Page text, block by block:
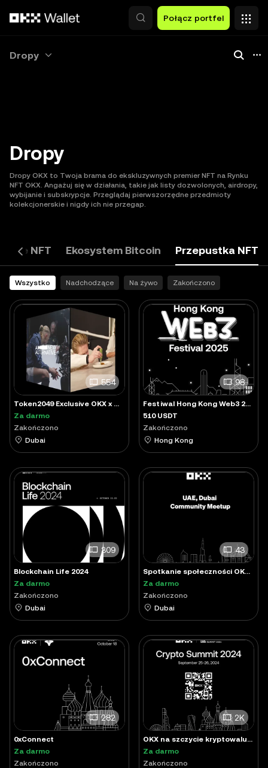
Połącz portfel
Dropy
Dropy
Dropy OKX to Twoja brama do ekskluzywnych premier NFT na Rynku
NFT OKX. Angażuj się w działania, takie jak listy dozwolonych, airdropy,
wybijanie i subskrypcje. Przeglądaj pierwszorzędne przedmioty
kolekcjonerskie i nigdy ich nie przegap.
NFT Ekosystem Bitcoin Przepustka NFT
Wszystko Nadchodzące Na żywo Zakończono
554
Token2049 Exclusive OKX x Manchester City - A New Alternative NFT
Za darmo
Zakończono
Dubai
98
Festiwal Hong Kong Web3 2025
510 USDT
Zakończono
Hong Kong
309
Blockchain Life 2024
Za darmo
Zakończono
Dubai
43
Spotkanie społeczności OKX UAE w październiku 2024 r.
Za darmo
Zakończono
Dubai
282
0xConnect
Za darmo
Zakończono
2K
OKX na szczycie kryptowalutowym 2024!
Za darmo
Zakończono